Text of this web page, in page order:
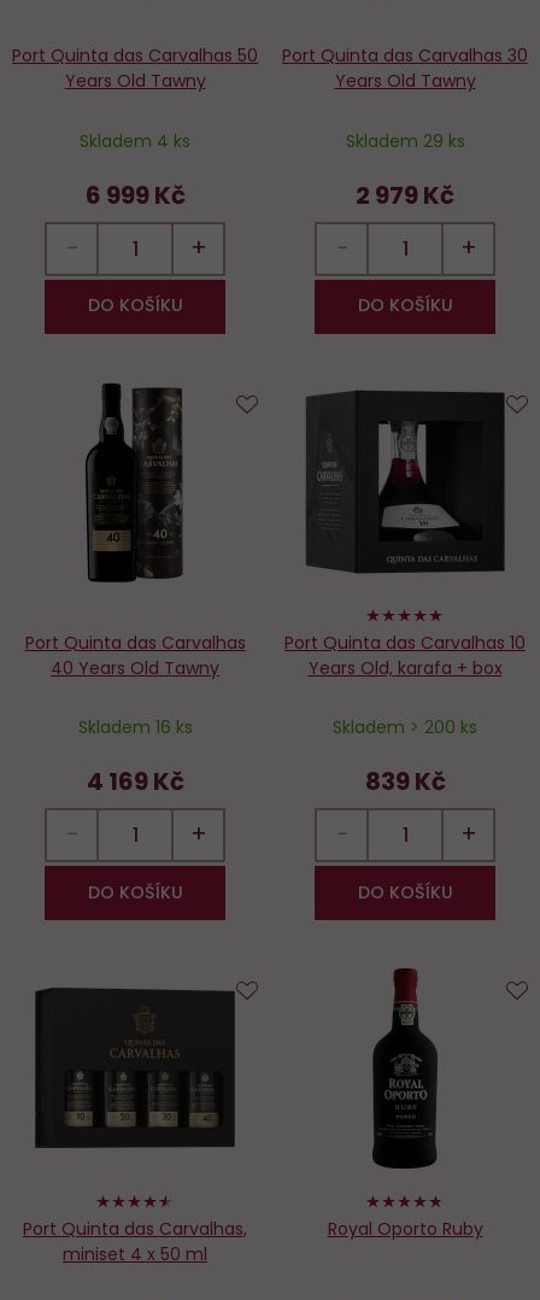
Port Quinta das Carvalhas 50
Years Old Tawny
Skladem 4 ks
6 999 Kč
− +
DO KOŠÍKU
Port Quinta das Carvalhas 30
Years Old Tawny
Skladem 29 ks
2 979 Kč
− +
DO KOŠÍKU
Port Quinta das Carvalhas
40 Years Old Tawny
Skladem 16 ks
4 169 Kč
− +
DO KOŠÍKU
oblíbených
98%
Port Quinta das Carvalhas 10
Years Old, karafa + box
Skladem > 200 ks
839 Kč
− +
DO KOŠÍKU
90%
Port Quinta das Carvalhas,
miniset 4 x 50 ml
94%
Royal Oporto Ruby